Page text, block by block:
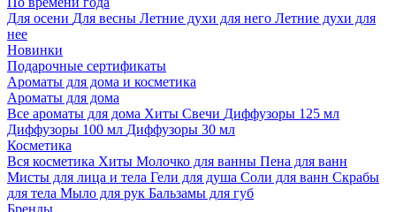
Для осени Для весны Летние духи для него Летние духи для
нее
Новинки
Подарочные сертификаты
Ароматы для дома и косметика
Ароматы для дома
Все ароматы для дома Хиты Свечи Диффузоры 125 мл
Диффузоры 100 мл Диффузоры 30 мл
Косметика
Вся косметика Хиты Молочко для ванны Пена для ванн
Мисты для лица и тела Гели для душа Соли для ванн Скрабы
для тела Мыло для рук Бальзамы для губ
Бренды